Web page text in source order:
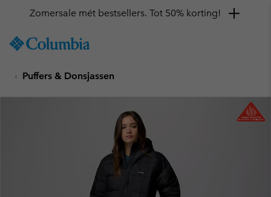
TO
SKIP
MAIN
Zomersale mét bestsellers. Tot 50% korting!
Puffers & Donsjassen